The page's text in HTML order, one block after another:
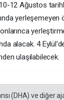
12 Ağustos
yerleşemeyen
yerleştirme
alacak. 4
ulaşılabilecek.
(DHA) ve diğer